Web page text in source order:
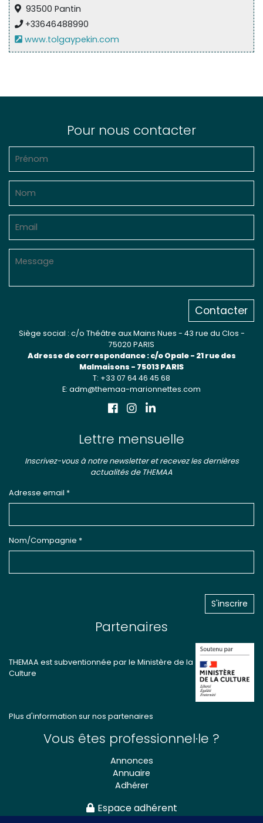
93500 Pantin
+33646488990
www.tolgaypekin.com
Pour nous contacter
Contacter
Siège social : c/o Théâtre aux Mains Nues - 43 rue du Clos -
75020 PARIS
Adresse de correspondance : c/o Opale - 21 rue des
Malmaisons - 75013 PARIS
T: +33 07 64 46 45 68
E: adm@themaa-marionnettes.com
Lettre mensuelle
Inscrivez-vous à notre newsletter et recevez les dernières
actualités de THEMAA
Adresse email *
Nom/Compagnie *
Partenaires
THEMAA est subventionnée par le Ministère de la
Culture
Plus d'information sur nos partenaires
Vous êtes professionnel·le ?
Annonces
Annuaire
Adhérer
Espace adhérent